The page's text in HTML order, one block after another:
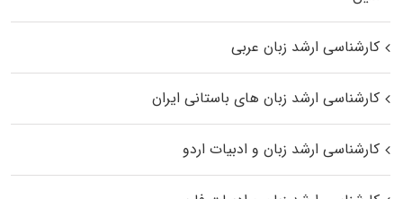
کارشناسی ارشد زبان عربی
کارشناسی ارشد زبان‌ های باستانی ایران
کارشناسی ارشد زبان و ادبیات اردو